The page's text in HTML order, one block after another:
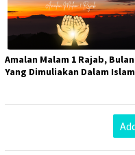
Amalan Malam 1 Rajab, Bulan
Yang Dimuliakan Dalam Islam